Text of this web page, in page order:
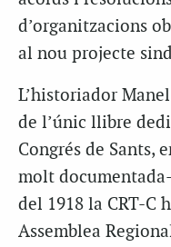
d’organitzacions
al nou projecte
L’historiador Manel
de l’únic llibre
Congrés de Sants,
molt
del 1918 la CRT-C
Assemblea